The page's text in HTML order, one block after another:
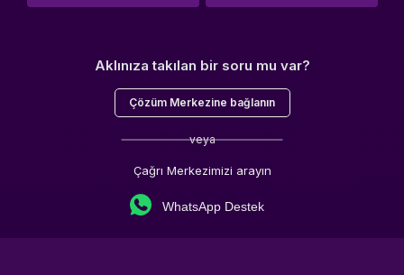
Aklınıza takılan bir soru mu var?
Çözüm Merkezine bağlanın
veya
Çağrı Merkezimizi arayın
WhatsApp Destek